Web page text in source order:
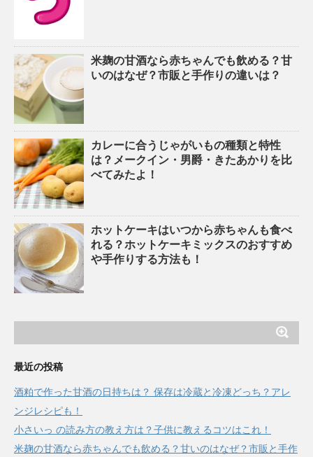
米麹の甘酒なら赤ちゃんでも飲める？甘
いのはなぜ？市販と手作りの違いは？
カレーに合うじゃがいもの種類と特性
は？メークイン・男爵・きたあかりを比
べてみたよ！
ホットケーキはいつから赤ちゃんも食べ
れる？ホットケーキミックスのおすすめ
や手作りする方法も！
最近の投稿
酒粕で作った甘酒の日持ちは？ 保存は冷蔵と冷凍どっち？アレ
ンジレシピも！
小さいっ の読み方の教え方は？子供に教えるコツはこれ！
米麹の甘酒なら赤ちゃんでも飲める？甘いのはなぜ？市販と手作